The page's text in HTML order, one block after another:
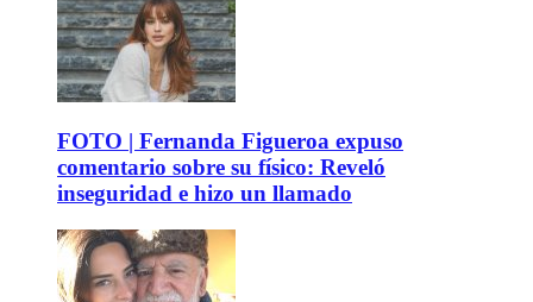
FOTO | Fernanda Figueroa expuso
comentario sobre su físico: Reveló
inseguridad e hizo un llamado